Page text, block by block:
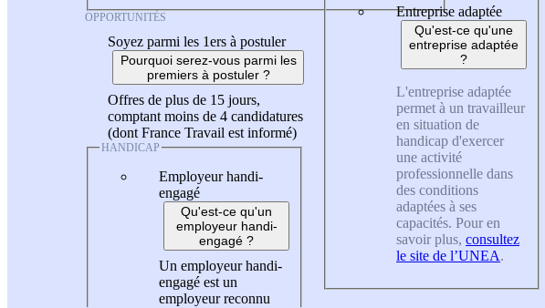
OPPORTUNITÉS
Soyez parmi les 1ers à postuler
Pourquoi serez-vous parmi les
premiers à postuler ?
Offres de plus de 15 jours,
comptant moins de 4 candidatures
(dont France Travail est informé)
HANDICAP
Employeur handi-
engagé
Qu'est-ce qu'un
employeur handi-
engagé ?
Un employeur handi-
engagé est un
employeur reconnu
Entreprise adaptée
Qu'est-ce qu'une
entreprise adaptée
?
L'entreprise adaptée
permet à un travailleur
en situation de
handicap d'exercer
une activité
professionnelle dans
des conditions
adaptées à ses
capacités. Pour en
savoir plus, consultez
le site de l’UNEA.